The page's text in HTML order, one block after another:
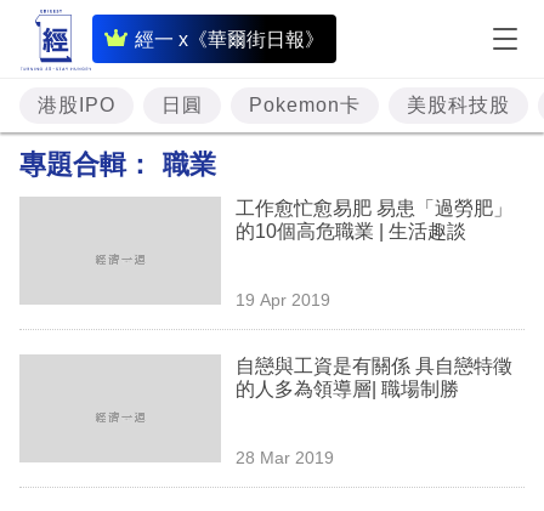
經一 x《華爾街日報》
即
時
財
經
資
樓
港股IPO 日圓 Pokemon卡 美股科技股
專題合輯： 職業
工作愈忙愈易肥 易患「過勞肥」
的10個高危職業 | 生活趣談
19 Apr 2019
自戀與工資是有關係 具自戀特徵
的人多為領導層| 職場制勝
28 Mar 2019